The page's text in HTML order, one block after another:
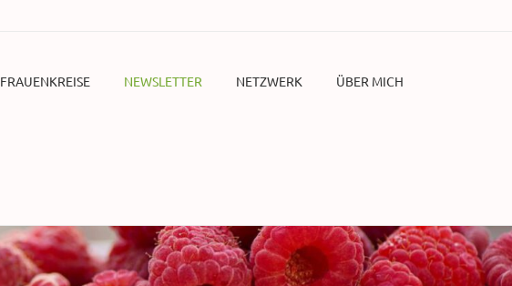
FRAUENKREISE NEWSLETTER NETZWERK ÜBER MICH